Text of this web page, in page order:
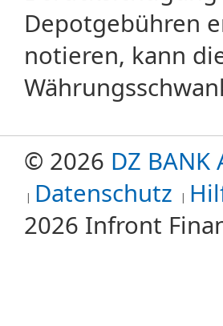
Depotgebühren
notieren, kann
© 2026 DZ BANK
Datenschutz
2026 Infront